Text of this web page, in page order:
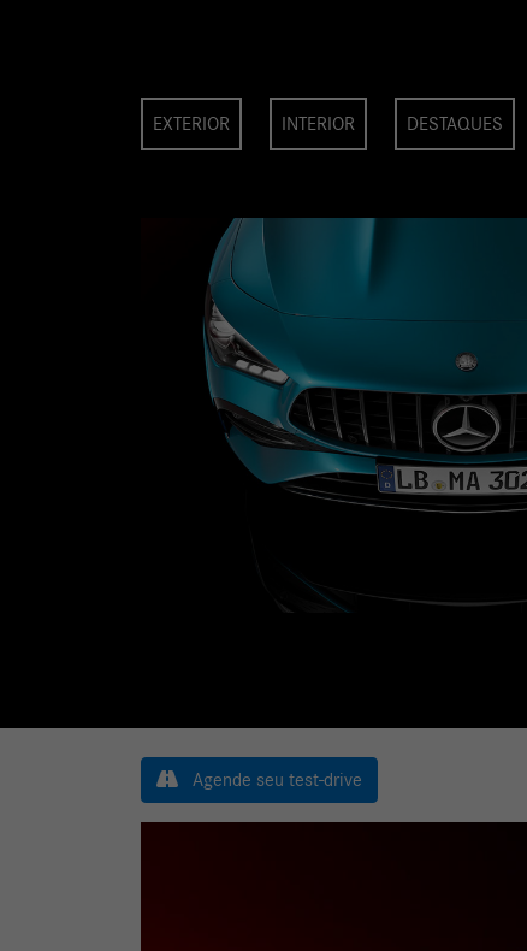
EXTERIOR INTERIOR DESTAQUES
específica AMG e a dianteira AMG transmite